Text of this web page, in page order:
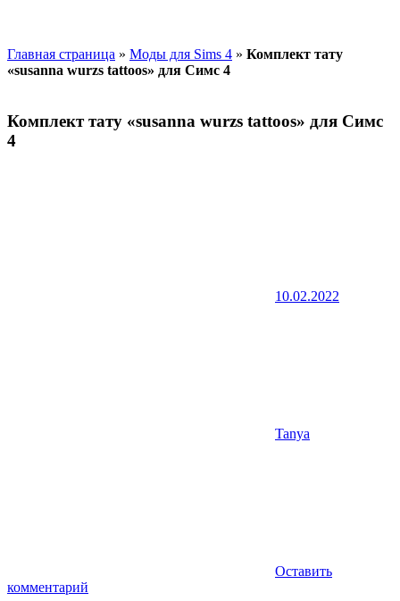
Главная страница » Моды для Sims 4 » Комплект тату
«susanna wurzs tattoos» для Симс 4
Комплект тату «susanna wurzs tattoos» для Симс
4
10.02.2022
Tanya
Оставить
комментарий